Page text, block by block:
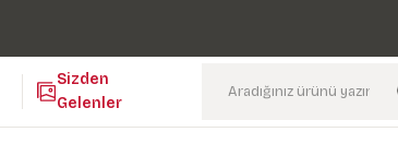
Duvar Kağıtları😇
Sizden
Gelenler